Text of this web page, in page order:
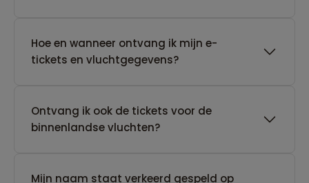
Hoe en wanneer ontvang ik mijn e-
tickets en vluchtgegevens?
Ontvang ik ook de tickets voor de
binnenlandse vluchten?
Mijn naam staat verkeerd gespeld op